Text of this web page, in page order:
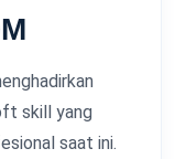
skill yang
saat ini.